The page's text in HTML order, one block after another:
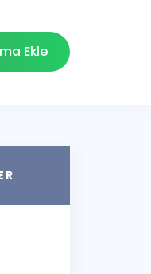
Ekle